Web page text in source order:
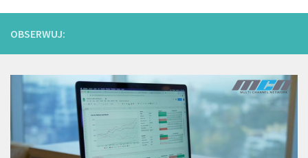
OBSERWUJ: